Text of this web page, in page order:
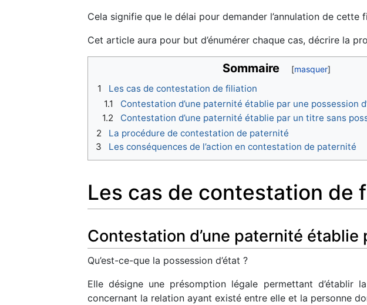
Cela signifie que le délai pour demander l’annulation de
Cet article aura pour but d’énumérer chaque cas, décrire la
Sommaire
1
Les cas de contestation de filiation
1.1
Contestation d’une paternité établie par une possession
1.2
Contestation d’une paternité établie par un titre sans
2
La procédure de contestation de paternité
3
Les conséquences de l’action en contestation de paternité
Les cas de contestation de
Contestation d’une paternité
Qu’est-ce-que la possession d’état ?
Elle désigne une présomption légale permettant d’établir
concernant la relation ayant existé entre elle et la personne